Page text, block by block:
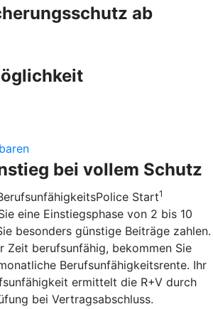
ab
bei vollem Schutz
Start1
eine Einstiegsphase von 2 bis 10
besonders günstige Beiträge zahlen.
Zeit berufsunfähig, bekommen Sie
Berufsunfähigkeitsrente. Ihr
ermittelt die R+V durch
bei Vertragsabschluss.